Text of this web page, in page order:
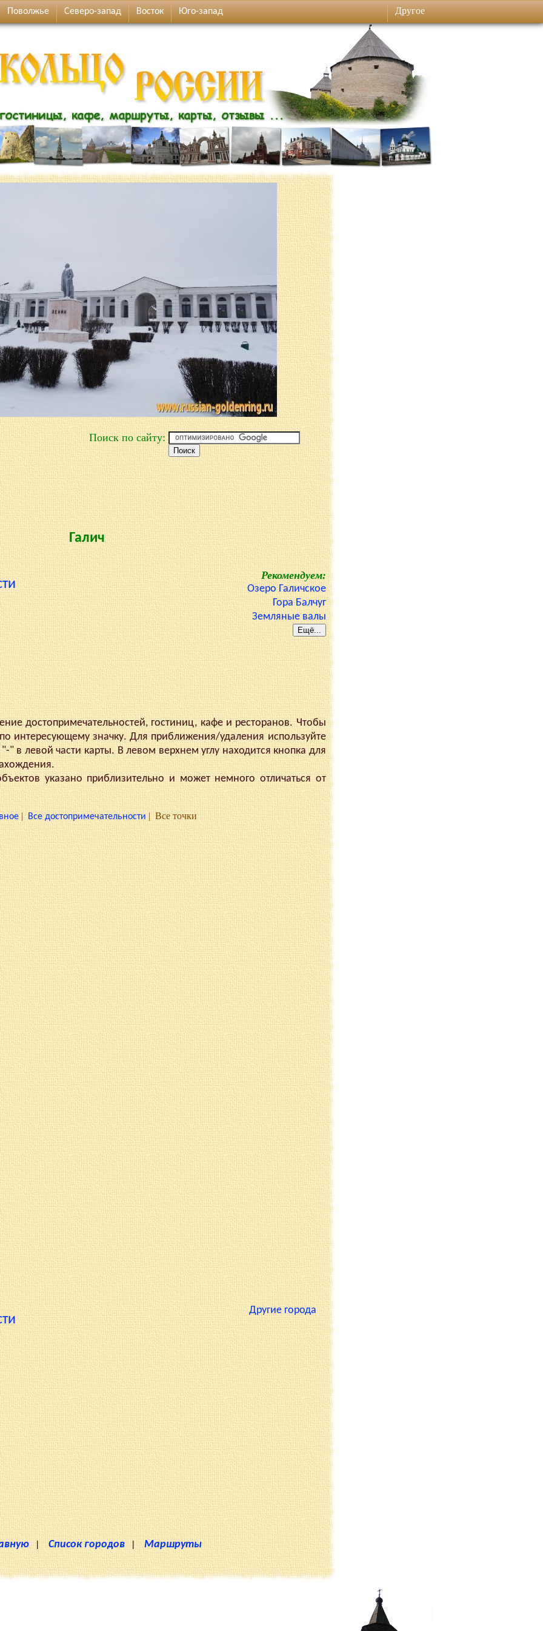
Поволжье Северо-запад Восток Юго-запад Другое
Поиск по сайту:
Галич
Рекомендуем:
Озеро Галичское
Гора Балчуг
Земляные валы
достопримечательностей, гостиниц, кафе и ресторанов. Чтобы
интересующему значку. Для приближения/удаления используйте
в левой части карты. В левом верхнем углу находится кнопка для
указано приблизительно и может немного отличаться от
| Все достопримечательности| Все точки
Другие города
| Список городов | Маршруты